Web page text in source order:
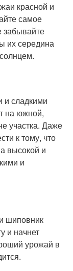
красной и
самое
забывайте
их середина
сладкими
на южной,
участка. Даже
к тому, что
высокой и
и
шиповник
и начнет
урожай в